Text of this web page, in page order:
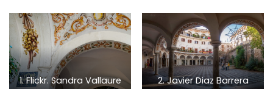
1. Flickr. Sandra Vallaure 2. Javier Diaz Barrera